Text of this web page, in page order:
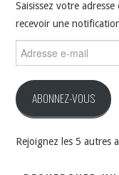
Saisissez votre
recevoir une
e-
ABONNEZ-VOUS
Rejoignez les 5 autres